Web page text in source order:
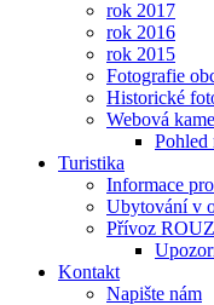
rok 2017
rok 2016
rok 2015
Fotografie
Historické
Webová
Pohled
Turistika
Informace
Ubytování v
Přívoz
Kontakt
Napište nám